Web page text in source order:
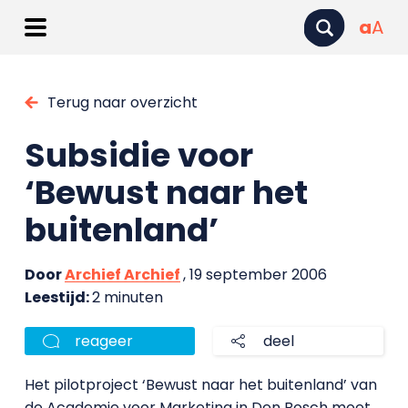
aA
Terug naar overzicht
Subsidie voor
‘Bewust naar het
buitenland’
DoorArchief Archief, 19 september 2006
Leestijd:2 minuten
reageer deel
Het pilotproject ‘Bewust naar het buitenland’ van